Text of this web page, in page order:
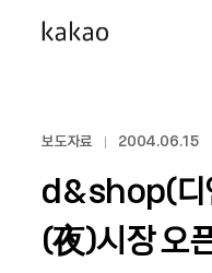
보도자료 2004.06.15
d&shop(디
(夜)시장 오